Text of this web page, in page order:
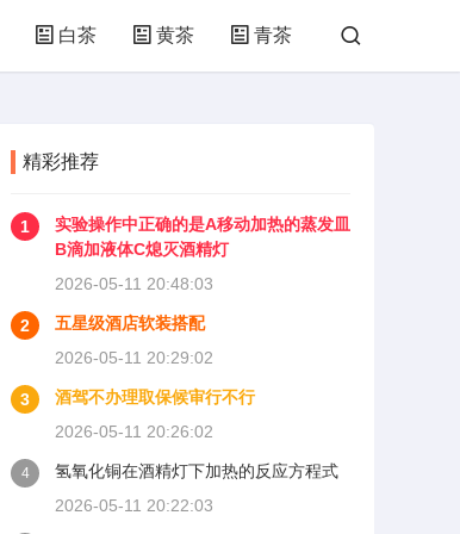
白茶 黄茶 青茶
精彩推荐
1
实验操作中正确的是A移动加热的蒸发皿
B滴加液体C熄灭酒精灯
2026-05-11 20:48:03
2
五星级酒店软装搭配
2026-05-11 20:29:02
3
酒驾不办理取保候审行不行
2026-05-11 20:26:02
4
氢氧化铜在酒精灯下加热的反应方程式
2026-05-11 20:22:03